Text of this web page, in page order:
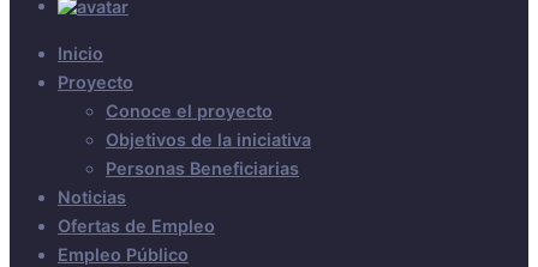
Inicio
Proyecto
Conoce el proyecto
Objetivos de la iniciativa
Personas Beneficiarias
Noticias
Ofertas de Empleo
Empleo Público